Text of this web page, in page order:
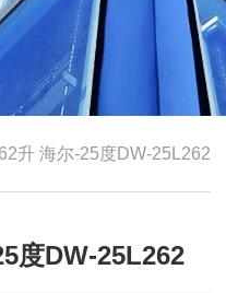
升 海尔-25度DW-25L262
度DW-25L262